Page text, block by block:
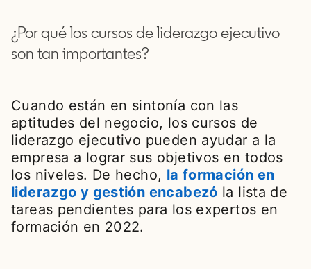
¿Por qué los cursos de liderazgo ejecutivo
son tan importantes?
Cuando están en sintonía con las
aptitudes del negocio, los cursos de
liderazgo ejecutivo pueden ayudar a la
empresa a lograr sus objetivos en todos
los niveles. De hecho, la formación en
liderazgo y gestión encabezó opens in a
la lista de
tareas pendientes para los expertos en
formación en 2022.